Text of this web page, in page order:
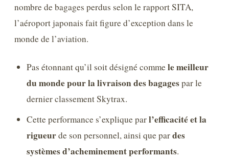
nombre de bagages perdus selon le rapport SITA,
l’aéroport japonais fait figure d’exception dans le
monde de l’aviation.
Pas étonnant qu’il soit désigné commele meilleur
du monde pour la livraison des bagagespar le
dernier classement Skytrax.
Cette performance s’explique parl’efficacité et la
rigueurde son personnel, ainsi que pardes
systèmes d’acheminement performants.